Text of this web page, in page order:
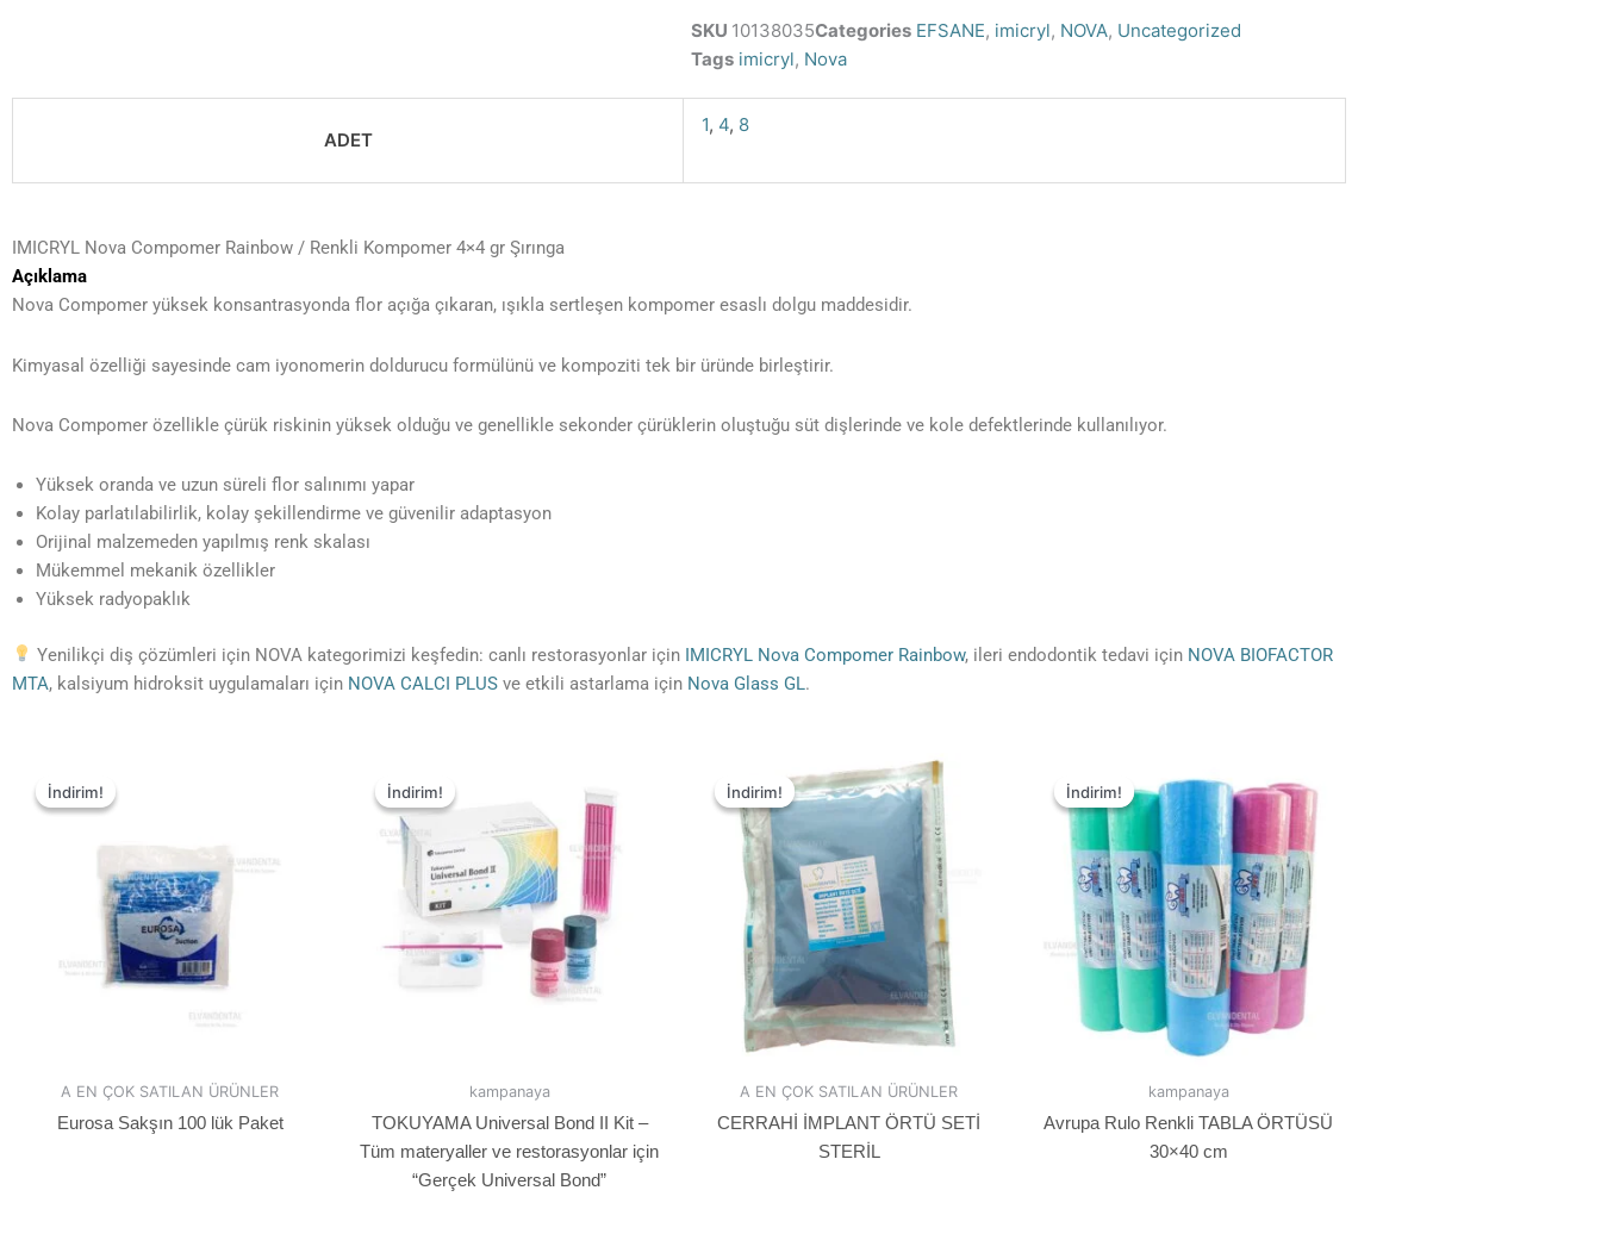
SKU 10138035Categories EFSANE, imicryl, NOVA, Uncategorized
Tags imicryl, Nova
ADET
1, 4, 8
IMICRYL Nova Compomer Rainbow / Renkli Kompomer 4×4 gr Şırınga
Açıklama
Nova Compomer yüksek konsantrasyonda flor açığa çıkaran, ışıkla sertleşen kompomer esaslı dolgu maddesidir.
Kimyasal özelliği sayesinde cam iyonomerin doldurucu formülünü ve kompoziti tek bir üründe birleştirir.
Nova Compomer özellikle çürük riskinin yüksek olduğu ve genellikle sekonder çürüklerin oluştuğu süt dişlerinde ve kole defektlerinde kullanılıyor.
Yüksek oranda ve uzun süreli flor salınımı yapar
Kolay parlatılabilirlik, kolay şekillendirme ve güvenilir adaptasyon
Orijinal malzemeden yapılmış renk skalası
Mükemmel mekanik özellikler
Yüksek radyopaklık
Yenilikçi diş çözümleri için NOVA kategorimizi keşfedin: canlı restorasyonlar için IMICRYL Nova Compomer Rainbow, ileri endodontik tedavi için NOVA BIOFACTOR
MTA, kalsiyum hidroksit uygulamaları için NOVA CALCI PLUS ve etkili astarlama için Nova Glass GL.
İndirim!
İndirim!
A EN ÇOK SATILAN ÜRÜNLER
Eurosa Sakşın 100 lük Paket
İndirim!
İndirim!
kampanaya
TOKUYAMA Universal Bond II Kit –
Tüm materyaller ve restorasyonlar için
“Gerçek Universal Bond”
İndirim!
İndirim!
A EN ÇOK SATILAN ÜRÜNLER
CERRAHİ İMPLANT ÖRTÜ SETİ
STERİL
İndirim!
İndirim!
kampanaya
Avrupa Rulo Renkli TABLA ÖRTÜSÜ
30×40 cm